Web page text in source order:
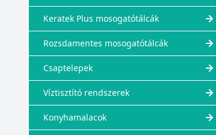
Keratek Plus mosogatótálcák
Rozsdamentes mosogatótálcák
Csaptelepek
Víztisztító rendszerek
Konyhamalacok